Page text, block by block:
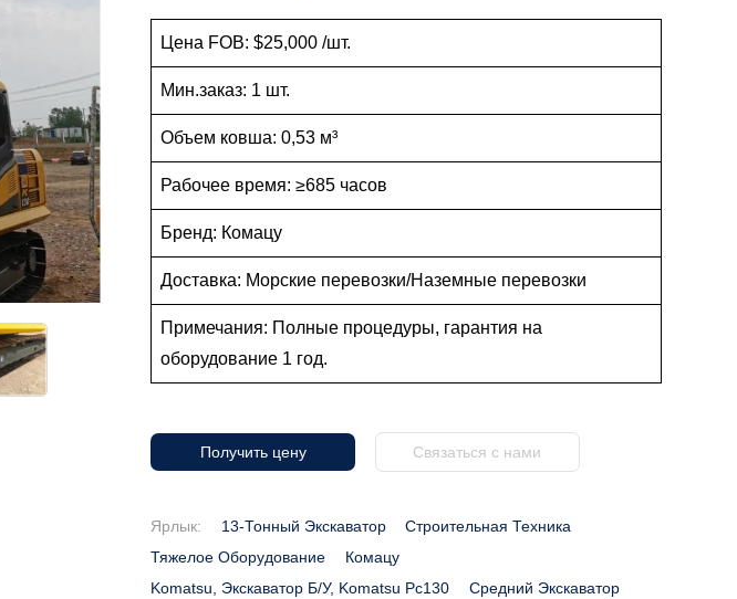
Цена FOB: $25,000 /шт.
Мин.заказ: 1 шт.
Объем ковша: 0,53 м³
Рабочее время: ≥685 часов
Бренд: Комацу
Доставка: Морские перевозки/Наземные перевозки
Примечания: Полные процедуры, гарантия на
оборудование 1 год.
Получить цену Связаться с нами
Ярлык: 13-Тонный Экскаватор
Строительная Техника
Тяжелое Оборудование
Комацу
Komatsu, Экскаватор Б/у, Komatsu Pc130
Средний Экскаватор